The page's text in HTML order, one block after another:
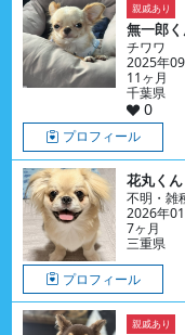
親戚あり
無一郎
チワワ
2025年
11ヶ月
千葉県
0
プロフィール
花丸くん
不明・雑
2026年
7ヶ月
三重県
プロフィール
親戚あり